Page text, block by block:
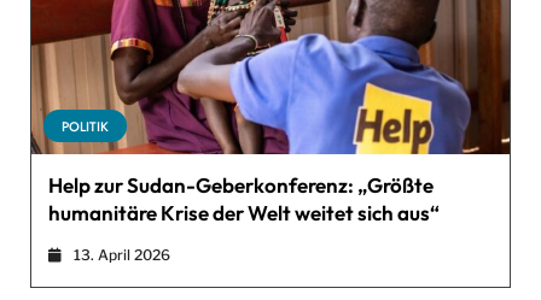
POLITIK
Help zur Sudan-Geberkonferenz: „Größte
humanitäre Krise der Welt weitet sich aus“
13. April 2026